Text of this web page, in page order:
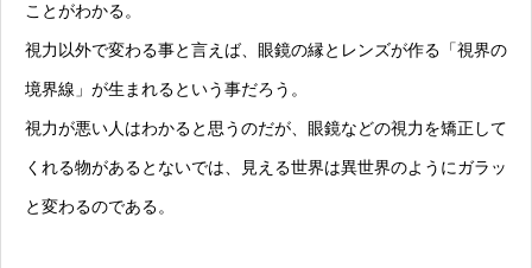
ことがわかる。
視力以外で変わる事と言えば、眼鏡の縁とレンズが作る「視界の
境界線」が生まれるという事だろう。
視力が悪い人はわかると思うのだが、眼鏡などの視力を矯正して
くれる物があるとないでは、見える世界は異世界のようにガラッ
と変わるのである。